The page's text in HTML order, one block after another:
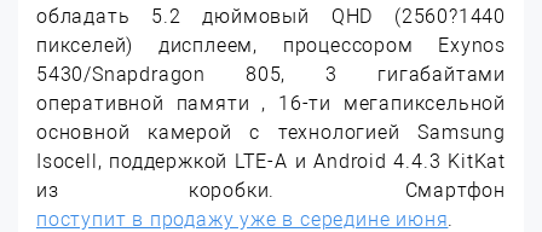
обладать 5.2 дюймовый QHD (2560?1440
пикселей) дисплеем, процессором Exynos
5430/Snapdragon 805, 3 гигабайтами
оперативной памяти , 16-ти мегапиксельной
основной камерой с технологией Samsung
Isocell, поддержкой LTE-A и Android 4.4.3 KitKat
из коробки. Смартфон
поступит в продажу уже в середине июня.